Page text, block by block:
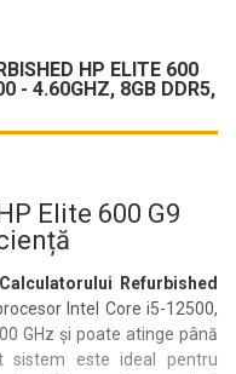
HP ELITE 600
- 4.60GHZ, 8GB DDR5,
Elite 600 G9
Calculatorului Refurbished
Intel Core i5-12500,
GHz și poate atinge până
sistem este ideal pentru